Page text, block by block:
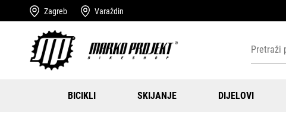
Zagreb Varaždin
BICIKLI SKIJANJE DIJELOVI